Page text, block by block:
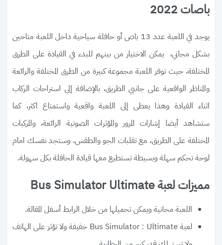
باصات 2022
يوجد في اللعبة عدد 13 باص أو حافلة سياحية داخل اللعبة متاحين
بشكل مجاني، يمكن الاختيار من بينهم للبدء في القيادة على الطرق
المختلفة، حيث توفر اللعبة مجموعة كبيرة من الطرق المختلفة والرائعة
والمناظر الواقعية على جانبي الطريق، بالإضافة إلى استراحات الركاب
اثناء القيادة وهذا يعطى إلى اللعبة واقعية واستمتاع اكثر، كما
ستشاهد أيضا إشارات المرور والمؤثرات الصوتية الرائعة، والمركبات
المختلفة على الطريق، مع تقلبات الجو والطقس، وستجد نفسك امام
لوحة تحكم سهلة وبسيطة تستطيع معها قيادة الحافلة بكل سهولة.
مميزات لعبة Bus Simulator Ultimate
اللعبة مجانية ويمكن تحميلها من خلال الرابط أسفل المقالة.
لعبة Bus Simulator : Ultimate خفيفة ولا تؤثر على الهاتف